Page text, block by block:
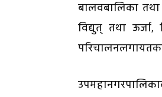
बालवबालिका
विद्युत् तथा
परिचालनलगायतका